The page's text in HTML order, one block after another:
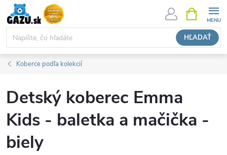
Prejsť
na
obsah
HĽADAŤ
KOŠÍK
Koberce podľa kolekcií
Detský koberec Emma
Kids - baletka a mačička -
biely